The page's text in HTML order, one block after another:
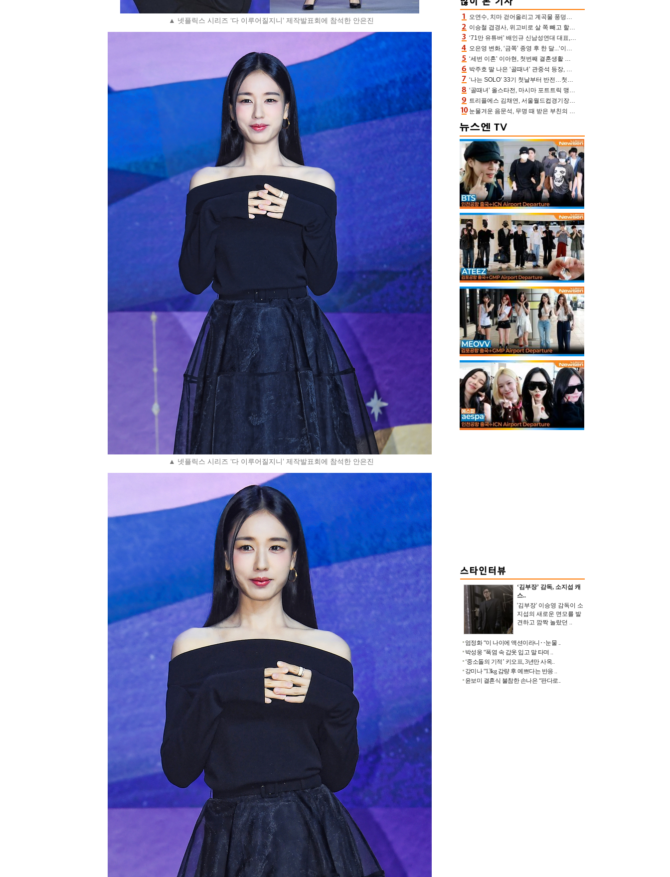
▲ 넷플릭스 시리즈 ‘다 이루어질지니’ 제작발표회에 참석한 안은진
▲ 넷플릭스 시리즈 ‘다 이루어질지니’ 제작발표회에 참석한 안은진
오연수, 치마 걷어올리고 계곡물 풍덩‥무더위 잊은 제주 휴가
이승철 겹경사, 위고비로 살 쪽 빼고 할아버지 된다‥마음으로 낳은 딸 임신 자랑(유퀴즈)
‘71만 유튜버’ 배인규 신남성연대 대표, 오늘(5일) 숨진 채 발견…향년 36세
오은영 변화, ‘금쪽’ 종영 후 한 달...‘이것’ 끊고 살 뺀 모습 포착 “날씬하다!”
‘세번 이혼’ 이아현, 첫번째 결혼생활 떠올리며 눈물 “첫 남편에 미안해”(새롭게하소서)
박주호 딸 나은 ‘골때녀’ 관중석 등장, 김민재 복제인간 보고 혼란 [결정적장면]
‘나는 SOLO’ 33기 첫날부터 반전…첫인상 0표 영호, 호감남 급부상
‘골때녀’ 올스타전, 마시마 포트트릭 맹추격전 5:4 골 잔치 ‘짜릿’ [어제TV]
트리플에스 김채연, 서울월드컵경기장에 뜬 맨시티 여신 [포토엔HD]
눈물겨운 음문석, 무명 때 받은 부친의 전재산→폐암 父 세상 떠나기 전 여행(유퀴즈)[어제TV]
‘김부장’ 감독, 소지섭 캐
스..
'김부장' 이승영 감독이 소
지섭의 새로운 면모를 발
견하고 깜짝 놀랐던 ..
엄정화 “이 나이에 액션이라니‥눈물 ..
박성웅 “폭염 속 갑옷 입고 말 타며 ..
‘중소돌의 기적’ 키오프, 3년만 사옥..
강미나 “13kg 감량 후 예쁘다는 반응 ..
윤보미 결혼식 불참한 손나은 “판다로..